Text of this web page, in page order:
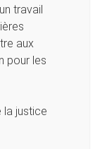
travail
aux
pour les
la justice